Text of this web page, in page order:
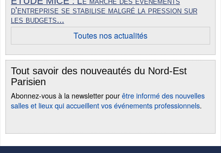
d'entreprise se stabilise malgré la pression sur
les budgets...
Toutes nos actualités
Tout savoir des nouveautés du Nord-Est
Parisien
Abonnez-vous à la newsletter pourêtre informé des nouvelles
salles et lieux qui accueillent vos événements professionnels.